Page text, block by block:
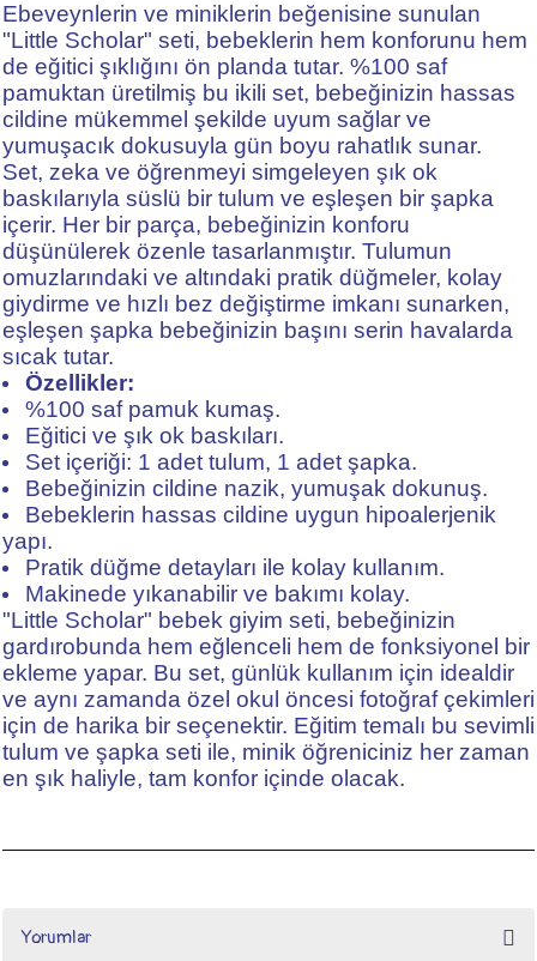
Ebeveynlerin ve miniklerin beğenisine sunulan
"Little Scholar" seti, bebeklerin hem konforunu hem
de eğitici şıklığını ön planda tutar. %100 saf
pamuktan üretilmiş bu ikili set, bebeğinizin hassas
cildine mükemmel şekilde uyum sağlar ve
yumuşacık dokusuyla gün boyu rahatlık sunar.
Set, zeka ve öğrenmeyi simgeleyen şık ok
baskılarıyla süslü bir tulum ve eşleşen bir şapka
içerir. Her bir parça, bebeğinizin konforu
düşünülerek özenle tasarlanmıştır. Tulumun
omuzlarındaki ve altındaki pratik düğmeler, kolay
giydirme ve hızlı bez değiştirme imkanı sunarken,
eşleşen şapka bebeğinizin başını serin havalarda
sıcak tutar.
Özellikler:
%100 saf pamuk kumaş.
Eğitici ve şık ok baskıları.
Set içeriği: 1 adet tulum, 1 adet şapka.
Bebeğinizin cildine nazik, yumuşak dokunuş.
Bebeklerin hassas cildine uygun hipoalerjenik
yapı.
Pratik düğme detayları ile kolay kullanım.
Makinede yıkanabilir ve bakımı kolay.
"Little Scholar" bebek giyim seti, bebeğinizin
gardırobunda hem eğlenceli hem de fonksiyonel bir
ekleme yapar. Bu set, günlük kullanım için idealdir
ve aynı zamanda özel okul öncesi fotoğraf çekimleri
için de harika bir seçenektir. Eğitim temalı bu sevimli
tulum ve şapka seti ile, minik öğreniciniz her zaman
en şık haliyle, tam konfor içinde olacak.
Yorumlar